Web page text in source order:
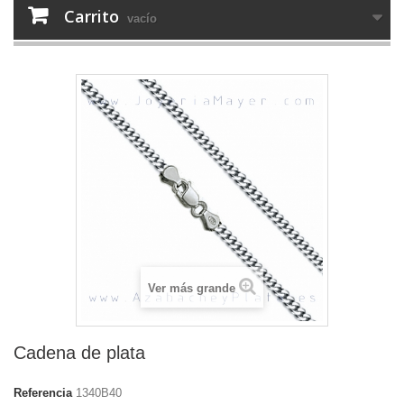
Carrito vacío
Ver más grande
Cadena de plata
Referencia 1340B40